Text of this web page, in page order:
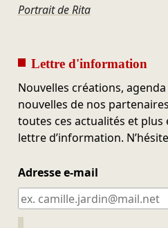
Portrait de Rita
Lettre d'information
Nouvelles créations,
nouvelles de nos
toutes ces actualités et
lettre d’information.
Adresse e-mail